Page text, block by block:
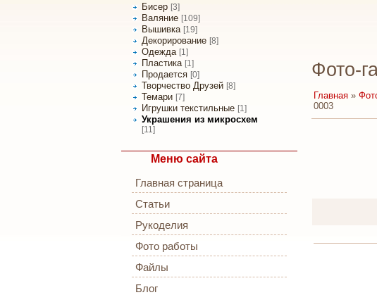
Бисер [3]
Валяние [109]
Вышивка [19]
Декорирование [8]
Одежда [1]
Пластика [1]
Продается [0]
Творчество Друзей [8]
Темари [7]
Игрушки текстильные [1]
Украшения из микросхем
[11]
Меню сайта
Главная страница
Статьи
Рукоделия
Фото работы
Файлы
Блог
Фото-
Главная »
0003